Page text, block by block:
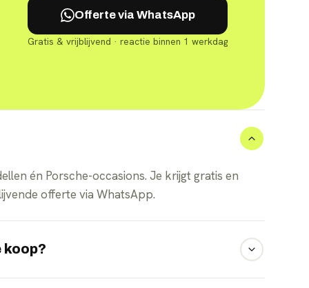
Offerte via WhatsApp
Gratis & vrijblijvend · reactie binnen 1 werkdag
én Porsche-occasions. Je krijgt gratis en
offerte via WhatsApp.
koop?